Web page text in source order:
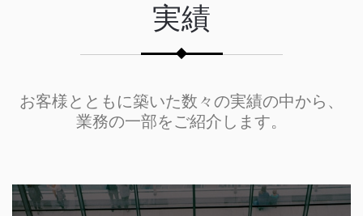
実績
お客様とともに築いた数々の実績の中から、
業務の一部をご紹介します。